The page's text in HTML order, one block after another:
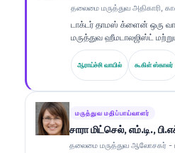
தலைமை மருத்துவ அதிகாரி,
டாக்டர் தாமஸ் க்ளைன் ஒரு
மருத்துவ ஹீமடாலஜிஸ்ட்
ஆய்வக மருத்துவம் மற்றும் AI
பகுப்பாய்வு துறைகளில் 15
அனுபவம் கொண்டவர்.
வழங்குகிறார். உயிர்மார்க்கர்
நோயறிதல் தொடர்பான
மருத்துவம் சார்ந்த
ஆராய்ச்சி வாயில் கூகிள் ஸ்காலர்
மருத்துவ மதிப்பாய்வாளர்
சாரா மிட்செல், எம்.டி.,
தலைமை மருத்துவ ஆலோசகர் -